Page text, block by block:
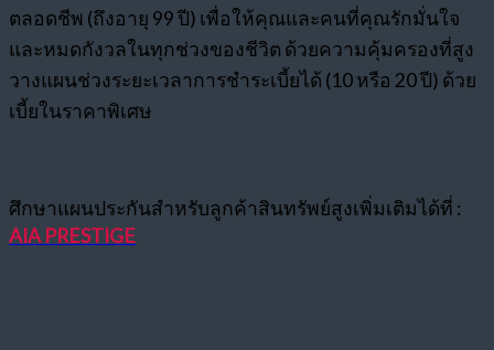
ตลอดชีพ (ถึงอายุ 99 ปี) เพื่อให้คุณและคนที่คุณรักมั่นใจ
และหมดกังวลในทุกช่วงของชีวิต ด้วยความคุ้มครองที่สูง
วางแผนช่วงระยะเวลาการชำระเบี้ยได้ (10 หรือ 20 ปี) ด้วย
เบี้ยในราคาพิเศษ
ศึกษาแผนประกันสำหรับลูกค้าสินทรัพย์สูงเพิ่มเติมได้ที่ :
AIA PRESTIGE